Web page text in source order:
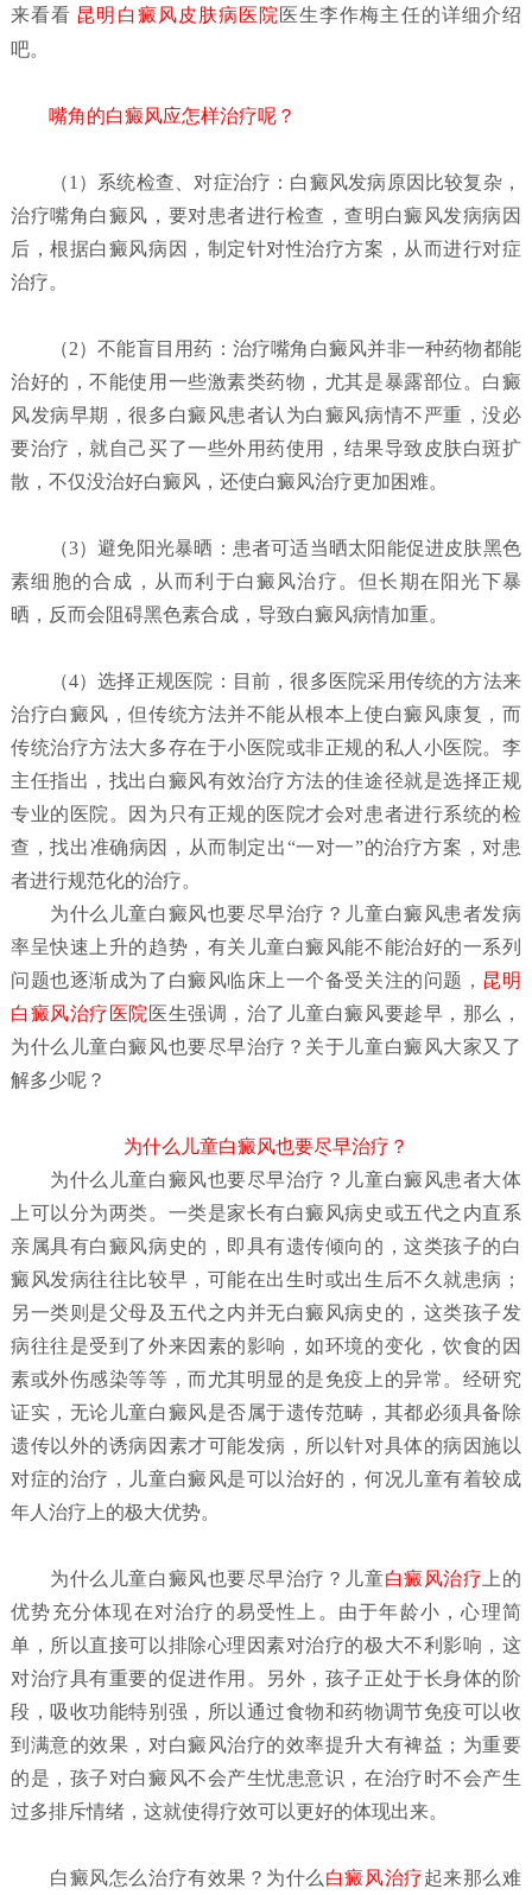
来看看 昆明白癜风皮肤病医院 医生李作梅主任的详细介绍
吧。
嘴角的白癜风应怎样治疗呢？
（1）系统检查、对症治疗： 白癜风发病原因比较复杂，
治疗嘴角白癜风，要对患者进行检查，查明白癜风发病病因
后，根据白癜风病因，制定针对性治疗方案，从而进行对症
治疗。
（2）不能盲目用药： 治疗嘴角白癜风并非一种药物都能
治好的，不能使用一些激素类药物，尤其是暴露部位。白癜
风发病早期，很多白癜风患者认为白癜风病情不严重，没必
要治疗，就自己买了一些外用药使用，结果导致皮肤白斑扩
散，不仅没治好白癜风，还使白癜风治疗更加困难。
（3）避免阳光暴晒： 患者可适当晒太阳能促进皮肤黑色
素细胞的合成，从而利于白癜风治疗。但长期在阳光下暴
晒，反而会阻碍黑色素合成，导致白癜风病情加重。
（4）选择正规医院： 目前，很多医院采用传统的方法来
治疗白癜风，但传统方法并不能从根本上使白癜风康复，而
传统治疗方法大多存在于小医院或非正规的私人小医院。李
主任指出，找出白癜风有效治疗方法的佳途径就是选择正规
专业的医院。因为只有正规的医院才会对患者进行系统的检
查，找出准确病因，从而制定出“一对一”的治疗方案，对患
者进行规范化的治疗。
为什么儿童白癜风也要尽早治疗？ 儿童白癜风患者发病
率呈快速上升的趋势，有关儿童白癜风能不能治好的一系列
问题也逐渐成为了白癜风临床上一个备受关注的问题， 昆明
白癜风治疗医院 医生强调，治了儿童白癜风要趁早，那么，
为什么儿童白癜风也要尽早治疗？关于儿童白癜风大家又了
解多少呢？
为什么儿童白癜风也要尽早治疗？
为什么儿童白癜风也要尽早治疗？ 儿童白癜风患者大体
上可以分为两类。一类是家长有白癜风病史或五代之内直系
亲属具有白癜风病史的，即具有遗传倾向的，这类孩子的白
癜风发病往往比较早，可能在出生时或出生后不久就患病；
另一类则是父母及五代之内并无白癜风病史的，这类孩子发
病往往是受到了外来因素的影响，如环境的变化，饮食的因
素或外伤感染等等，而尤其明显的是免疫上的异常。经研究
证实，无论儿童白癜风是否属于遗传范畴，其都必须具备除
遗传以外的诱病因素才可能发病，所以针对具体的病因施以
对症的治疗，儿童白癜风是可以治好的，何况儿童有着较成
年人治疗上的极大优势。
为什么儿童白癜风也要尽早治疗？ 儿童白癜风治疗 上的
优势充分体现在对治疗的易受性上。由于年龄小，心理简
单，所以直接可以排除心理因素对治疗的极大不利影响，这
对治疗具有重要的促进作用。另外，孩子正处于长身体的阶
段，吸收功能特别强，所以通过食物和药物调节免疫可以收
到满意的效果，对白癜风治疗的效率提升大有裨益；为重要
的是，孩子对白癜风不会产生忧患意识，在治疗时不会产生
过多排斥情绪，这就使得疗效可以更好的体现出来。
白癜风怎么治疗有效果？ 为什么 白癜风治疗起来那么难